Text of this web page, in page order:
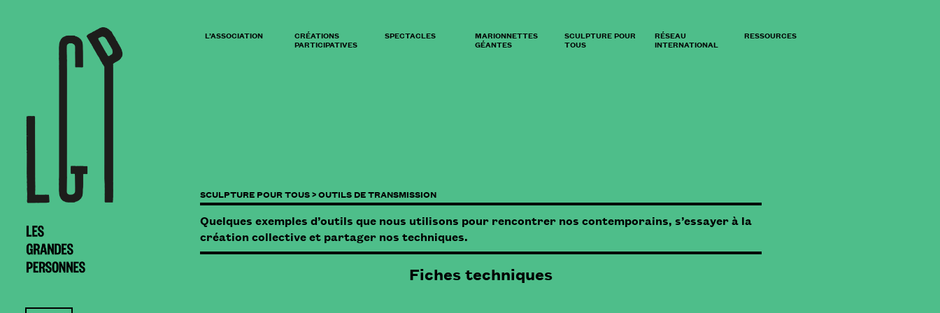
L’ASSOCIATION CRÉATIONS
PARTICIPATIVES
SPECTACLES MARIONNETTES
GÉANTES
SCULPTURE POUR
TOUS
RÉSEAU
INTERNATIONAL
RESSOURCES
SCULPTURE POUR TOUS >OUTILS DE TRANSMISSION
Quelques exemples d’outils que nous utilisons pour rencontrer nos contemporains, s’essayer à la
création collective et partager nos techniques.
Fiches techniques